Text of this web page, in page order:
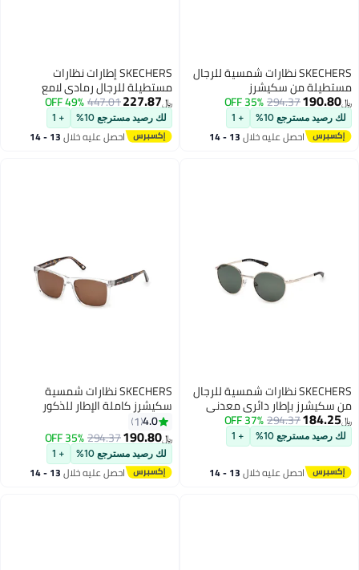
SKECHERS نظارات شمسية للرجال
مستطيلة من سكيشرز
SE0015820D63 بإطار كامل
﷼‏190.80
294.37
35% OFF
لك رصيد مسترجع 10% + 1
احصل عليه خلال 13 - 14
SKECHERS إطارات نظارات
مستطيلة للرجال رمادي لامع
SKECHERS SE329902051 51 مم
﷼‏227.87
447.01
49% OFF
لك رصيد مسترجع 10% + 1
احصل عليه خلال 13 - 14
SKECHERS نظارات شمسية للرجال
من سكيشرز بإطار دائري معدني
كامل مع عدسات قطبية
﷼‏184.25
294.37
37% OFF
لك رصيد مسترجع 10% + 1
احصل عليه خلال 13 - 14
SKECHERS نظارات شمسية
سكيشرز كاملة الإطار للذكور
مستطيلة شفافة حقن
4.0
1
﷼‏190.80
294.37
35% OFF
لك رصيد مسترجع 10% + 1
احصل عليه خلال 13 - 14